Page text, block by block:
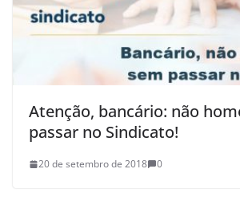
Atenção, bancário: não
passar no Sindicato!
20 de setembro de 2018 0